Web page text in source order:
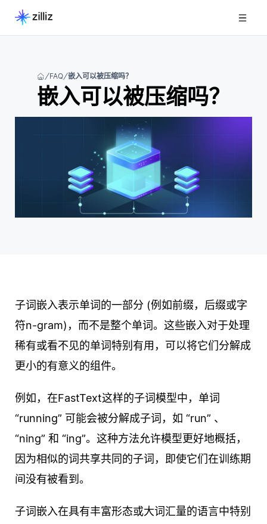
FAQ 嵌入可以被压缩吗？
嵌入可以被压缩吗？
子词嵌入表示单词的一部分 (例如前缀，后缀或字
符n-gram)，而不是整个单词。这些嵌入对于处理
稀有或看不见的单词特别有用，可以将它们分解成
更小的有意义的组件。
例如，在FastText这样的子词模型中，单词
“running” 可能会被分解成子词，如 “run” 、
“ning” 和 “ing”。这种方法允许模型更好地概括，
因为相似的词共享共同的子词，即使它们在训练期
间没有被看到。
子词嵌入在具有丰富形态或大词汇量的语言中特别